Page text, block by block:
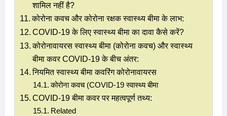
शामिल नहीं है?
कोरोना कवच और कोरोना रक्षक स्वास्थ्य बीमा के लाभ:
COVID-19 के लिए स्वास्थ्य बीमा का दावा कैसे करें?
कोरोनावायरस स्वास्थ्य बीमा (कोरोना कवच) और स्वास्थ्य
बीमा कवर COVID-19 के बीच अंतर:
नियमित स्वास्थ्य बीमा कवरिंग कोरोनावायरस
कोरोना कवच (COVID-19 स्वास्थ्य बीमा
COVID-19 बीमा कवर पर महत्वपूर्ण तथ्य:
Related